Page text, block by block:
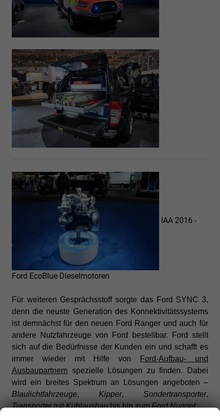
IAA 2016 -
Ford EcoBlue Dieselmotoren
Für weiteren Gesprächsstoff sorgte das Ford SYNC 3,
denn die neuste Generation des Konnektivitätssystems
ist demnächst für den neuen Ford Ranger und auch für
andere Nutzfahrzeuge von Ford bestellbar. Ford stellt
sich auf die Bedürfnisse der Kunden ein und schafft es
immer wieder mit Hilfe von
Ford-Aufbau- und
Ausbaupartnern spezielle Lösungen zu finden. Dabei
wird ein breites Spektrum an Lösungen angeboten –
Blaulichtfahrzeuge, Kipper, Sondertransporter,
TransportermitKühlausbaubis hin zumFord Nugget.